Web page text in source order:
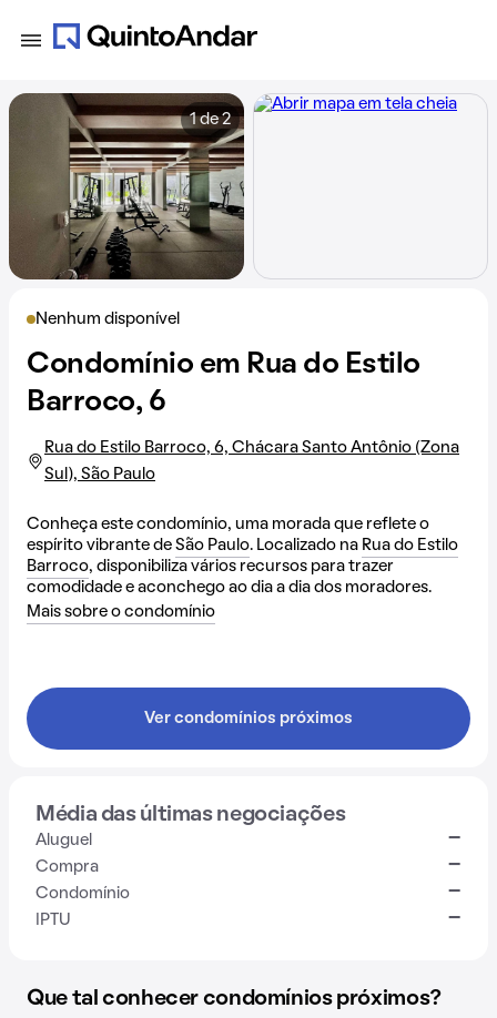
Nenhum disponível
Condomínio em Rua do Estilo
Barroco, 6
Rua do Estilo Barroco, 6, Chácara Santo Antônio (Zona
Sul), São Paulo
Conheça este condomínio, uma morada que reflete o
espírito vibrante de São Paulo. Localizado na Rua do Estilo
Barroco, disponibiliza vários recursos para trazer
comodidade e aconchego ao dia a dia dos moradores.
Mais sobre o condomínio
Ver condomínios próximos
Média das últimas negociações
Aluguel -
Compra -
Condomínio -
IPTU -
1 de 2
Que tal conhecer condomínios próximos?